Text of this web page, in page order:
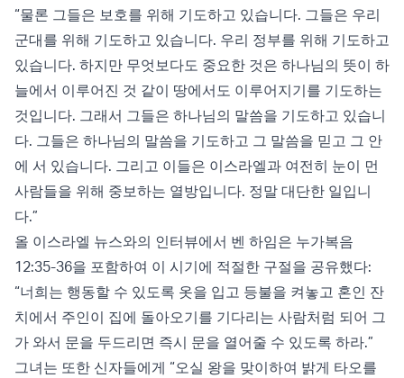
“물론 그들은 보호를 위해 기도하고 있습니다. 그들은 우리
군대를 위해 기도하고 있습니다. 우리 정부를 위해 기도하고
있습니다. 하지만 무엇보다도 중요한 것은 하나님의 뜻이 하
늘에서 이루어진 것 같이 땅에서도 이루어지기를 기도하는
것입니다. 그래서 그들은 하나님의 말씀을 기도하고 있습니
다. 그들은 하나님의 말씀을 기도하고 그 말씀을 믿고 그 안
에 서 있습니다. 그리고 이들은 이스라엘과 여전히 눈이 먼
사람들을 위해 중보하는 열방입니다. 정말 대단한 일입니
다.”
올 이스라엘 뉴스와의 인터뷰에서 벤 하임은 누가복음
12:35-36을 포함하여 이 시기에 적절한 구절을 공유했다:
“너희는 행동할 수 있도록 옷을 입고 등불을 켜놓고 혼인 잔
치에서 주인이 집에 돌아오기를 기다리는 사람처럼 되어 그
가 와서 문을 두드리면 즉시 문을 열어줄 수 있도록 하라.”
그녀는 또한 신자들에게 “오실 왕을 맞이하여 밝게 타오를